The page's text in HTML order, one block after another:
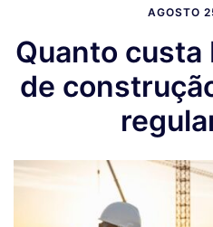
AGOSTO
Quanto custa
de